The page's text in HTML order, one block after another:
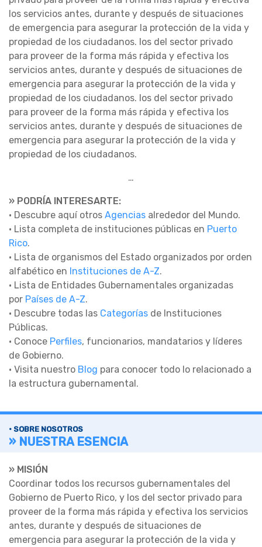
los servicios antes, durante y después de situaciones
de emergencia para asegurar la protección de la vida y
propiedad de los ciudadanos. los del sector privado
para proveer de la forma más rápida y efectiva los
servicios antes, durante y después de situaciones de
emergencia para asegurar la protección de la vida y
propiedad de los ciudadanos. los del sector privado
para proveer de la forma más rápida y efectiva los
servicios antes, durante y después de situaciones de
emergencia para asegurar la protección de la vida y
propiedad de los ciudadanos.
…
» PODRÍA INTERESARTE:
• Descubre aquí otros Agencias alrededor del Mundo.
• Lista completa de instituciones públicas en Puerto
Rico.
• Lista de organismos del Estado organizados por orden
alfabético en Instituciones de A-Z.
• Lista de Entidades Gubernamentales organizadas
por Países de A-Z.
• Descubre todas las Categorías de Instituciones
Públicas.
• Conoce Perfiles, funcionarios, mandatarios y líderes
de Gobierno.
• Visita nuestro Blog para conocer todo lo relacionado a
la estructura gubernamental.
• SOBRE NOSOTROS
» NUESTRA ESENCIA
» MISIÓN
Coordinar todos los recursos gubernamentales del
Gobierno de Puerto Rico, y los del sector privado para
proveer de la forma más rápida y efectiva los servicios
antes, durante y después de situaciones de
emergencia para asegurar la protección de la vida y